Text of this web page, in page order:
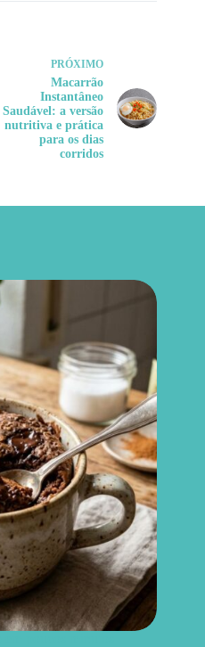
PRÓXIMO
Macarrão
Instantâneo
Saudável: a versão
nutritiva e prática
para os dias
corridos